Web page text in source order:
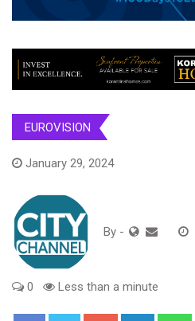
EUROVISION
January 29, 2024
By -
0 Less than a minute